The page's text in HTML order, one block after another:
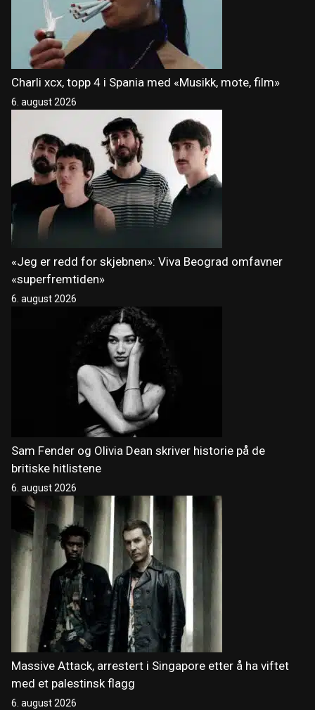
Charli xcx, topp 4 i Spania med «Musikk, mote, film»
6. august 2026
«Jeg er redd for skjebnen»: Viva Beograd omfavner
«superfremtiden»
6. august 2026
Sam Fender og Olivia Dean skriver historie på de
britiske hitlistene
6. august 2026
Massive Attack, arrestert i Singapore etter å ha viftet
med et palestinsk flagg
6. august 2026